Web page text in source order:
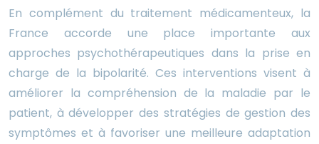
En complément du traitement médicamenteux, la
France accorde une place importante aux
approches psychothérapeutiques dans la prise en
charge de la bipolarité. Ces interventions visent à
améliorer la compréhension de la maladie par le
patient, à développer des stratégies de gestion des
symptômes et à favoriser une meilleure adaptation